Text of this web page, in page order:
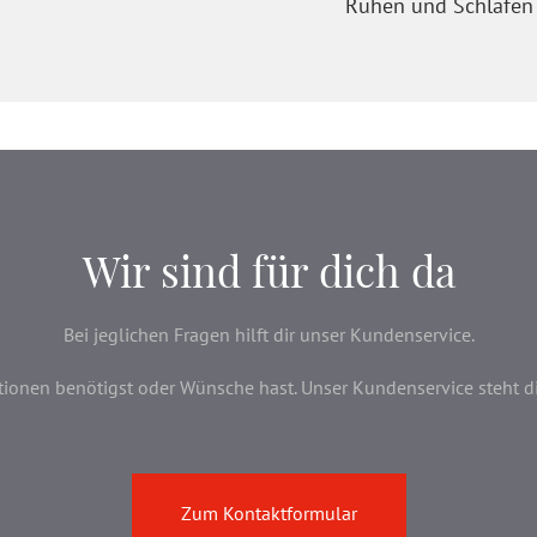
Wir sind für dich da
Bei jeglichen Fragen hilft dir unser Kundenservice.
benötigst oder Wünsche hast. Unser Kundenservice steht
Zum Kontaktformular